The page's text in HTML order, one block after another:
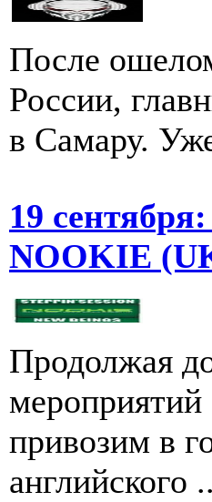
После
России,
в Самару.
19
NOOKIE
Продолжая
привозим в
английского